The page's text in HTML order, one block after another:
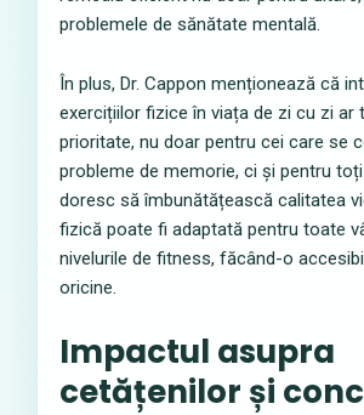
problemele de sănătate mentală.
În plus, Dr. Cappon menționează că
exercițiilor fizice în viața de zi cu zi ar
prioritate, nu doar pentru cei care se
probleme de memorie, ci și pentru
doresc să îmbunătățească calitatea
fizică poate fi adaptată pentru toate
nivelurile de fitness, făcând-o
oricine.
Impactul asupra
cetățenilor și